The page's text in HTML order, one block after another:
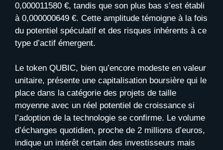
0,000011580 €, tandis que son plus bas s’est établi
à 0,000000649 €. Cette amplitude témoigne à la fois
du potentiel spéculatif et des risques inhérents à ce
type d’actif émergent.
Le token QUBIC, bien qu’encore modeste en valeur
unitaire, présente une capitalisation boursière qui le
place dans la catégorie des projets de taille
moyenne avec un réel potentiel de croissance si
l’adoption de la technologie se confirme. Le volume
d’échanges quotidien, proche de 2 millions d’euros,
indique un intérêt certain des investisseurs mais